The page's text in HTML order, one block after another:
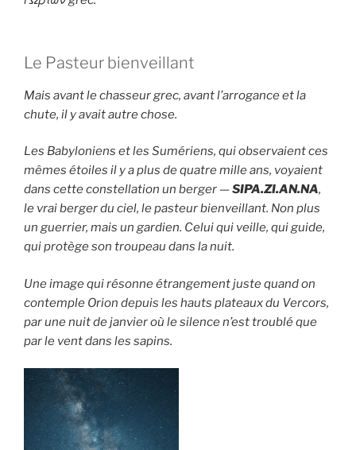
Le Pasteur bienveillant
Mais avant le chasseur grec, avant l’arrogance et la
chute, il y avait autre chose.
Les Babyloniens et les Sumériens, qui observaient ces
mêmes étoiles il y a plus de quatre mille ans, voyaient
dans cette constellation un berger —SIPA.ZI.AN.NA,
le vrai berger du ciel, le pasteur bienveillant. Non plus
un guerrier, mais un gardien. Celui qui veille, qui guide,
qui protège son troupeau dans la nuit.
Une image qui résonne étrangement juste quand on
contemple Orion depuis les hauts plateaux du Vercors,
par une nuit de janvier où le silence n’est troublé que
par le vent dans les sapins.